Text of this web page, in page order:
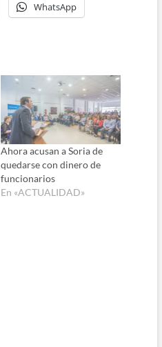
WhatsApp
Ahora acusan a Soria de
quedarse con dinero de
funcionarios
En «ACTUALIDAD»